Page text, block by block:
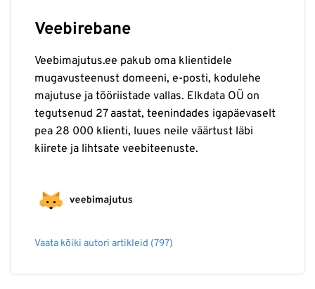
Veebirebane
Veebimajutus.ee pakub oma klientidele
mugavusteenust domeeni, e-posti, kodulehe
majutuse ja tööriistade vallas. Elkdata OÜ on
tegutsenud 27 aastat, teenindades igapäevaselt
pea 28 000 klienti, luues neile väärtust läbi
kiirete ja lihtsate veebiteenuste.
Vaata kõiki autori artikleid (797)